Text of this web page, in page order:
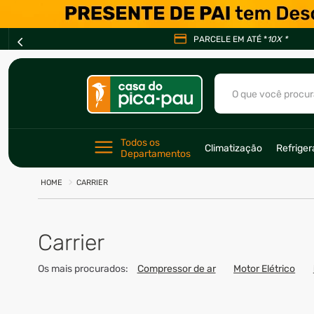
PARCELE EM ATÉ *10X *
O que você
Todos os
Departamentos
Climatização
CARRIER
Carrier
Os mais procurados: Compressor de ar Motor Elétrico
TERMOS MAIS
1º
ar
3º
fogão
º
soprador